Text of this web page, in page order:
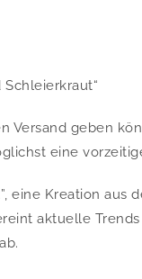
Versand geben
eine
eine Kreation aus
aktuelle